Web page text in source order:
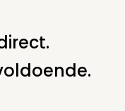
nieuws verzet tegen